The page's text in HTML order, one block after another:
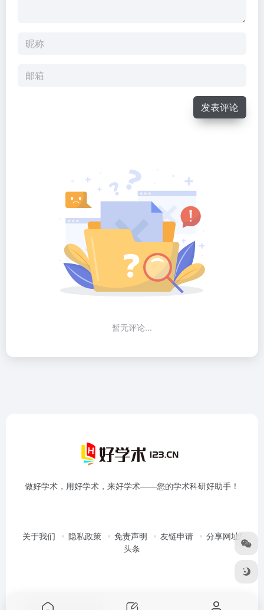
发表评论
暂无评论...
做好学术，用好学术，来好学术——您的学术科研好助手！
关于我们 隐私政策 免责声明 友链申请
分享网址/
头条
Copyright © 2026